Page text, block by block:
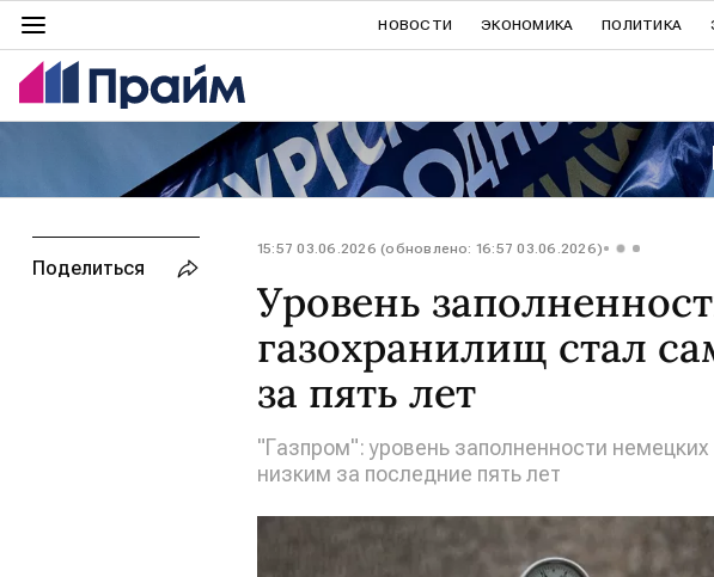
НОВОСТИ ЭКОНОМИКА ПОЛИТИКА
15:57 03.06.2026 (обновлено: 16:57 03.06.2026)
Уровень
газохранилищ стал
за пять лет
"Газпром": уровень заполненности
низким за последние пять лет
Поделиться